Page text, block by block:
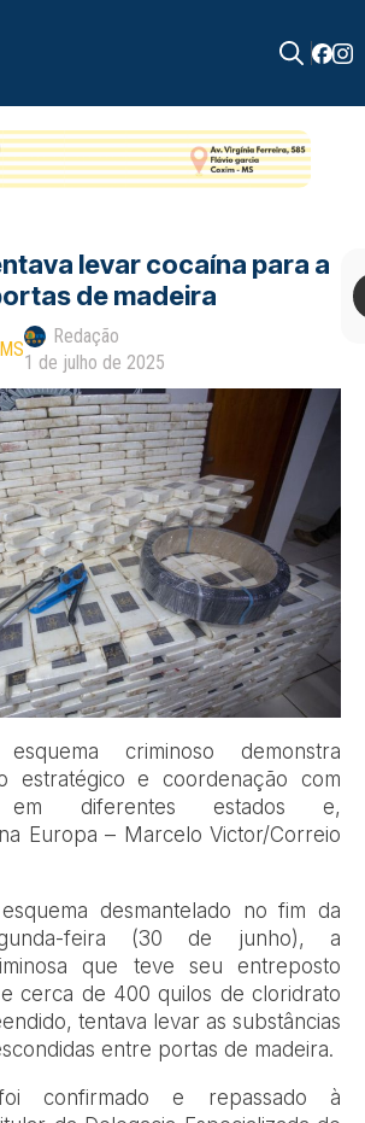
for:
levar cocaína para a
de madeira
MS
Redação
1 de julho de 2025
criminoso demonstra
estratégico e coordenação com
em diferentes estados e,
Europa – Marcelo Victor/Correio
desmantelado no fim da
feira (30 de junho), a
que teve seu entreposto
cerca de 400 quilos de cloridrato
tentava levar as substâncias
entre portas de madeira.
confirmado e repassado à